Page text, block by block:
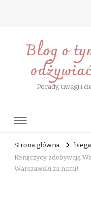
Blog o
Porady, uwagi i
Strona główna
Kenijczycy zdobywają
Warszawski za nami!